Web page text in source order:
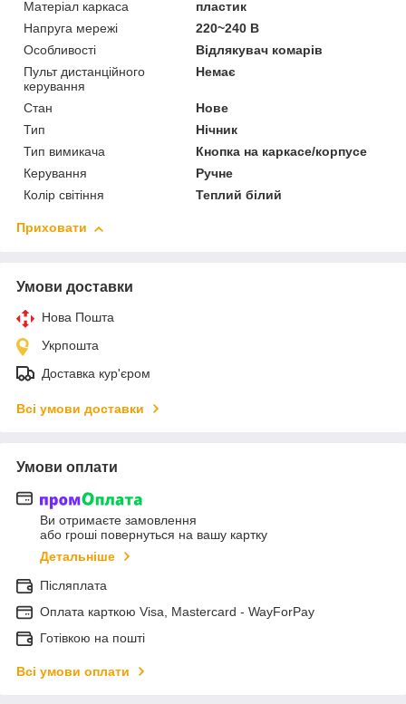
Матеріал каркаса
пластик
Напруга мережі
220~240 В
Особливості
Відлякувач комарів
Пульт дистанційного
керування
Немає
Стан
Нове
Тип
Нічник
Тип вимикача
Кнопка на каркасе/корпусе
Керування
Ручне
Колір світіння
Теплий білий
Приховати
Умови доставки
Нова Пошта
Укрпошта
Доставка кур'єром
Всі умови доставки
Умови оплати
Ви отримаєте замовлення
або гроші повернуться на вашу картку
Детальніше
Післяплата
Оплата карткою Visa, Mastercard - WayForPay
Готівкою на пошті
Всі умови оплати